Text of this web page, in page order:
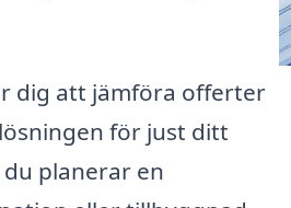
dig att jämföra offerter
för just ditt
planerar en